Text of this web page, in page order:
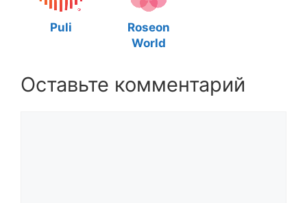
Puli
Roseon
World
Оставьте комментарий